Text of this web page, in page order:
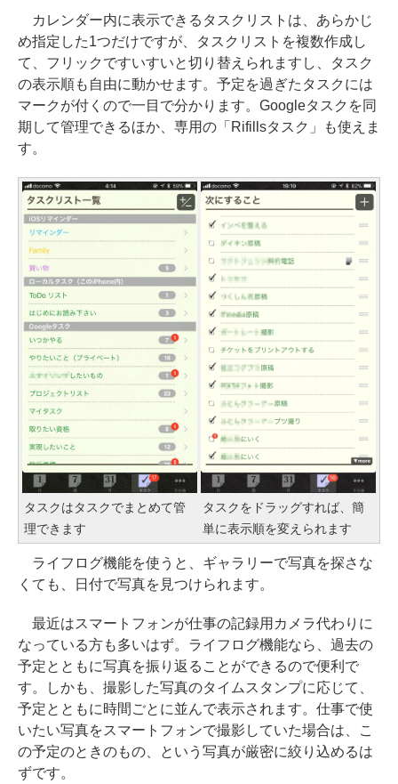
カレンダー内に表示できるタスクリストは、あらかじ
め指定した1つだけですが、タスクリストを複数作成し
て、フリックですいすいと切り替えられますし、タスク
の表示順も自由に動かせます。予定を過ぎたタスクには
マークが付くので一目で分かります。Googleタスクを同
期して管理できるほか、専用の「Rifillsタスク」も使えま
す。
タスクはタスクでまとめて管
理できます
タスクをドラッグすれば、簡
単に表示順を変えられます
ライフログ機能を使うと、ギャラリーで写真を探さな
くても、日付で写真を見つけられます。
最近はスマートフォンが仕事の記録用カメラ代わりに
なっている方も多いはず。ライフログ機能なら、過去の
予定とともに写真を振り返ることができるので便利で
す。しかも、撮影した写真のタイムスタンプに応じて、
予定とともに時間ごとに並んで表示されます。仕事で使
いたい写真をスマートフォンで撮影していた場合は、こ
の予定のときのもの、という写真が厳密に絞り込めるは
ずです。